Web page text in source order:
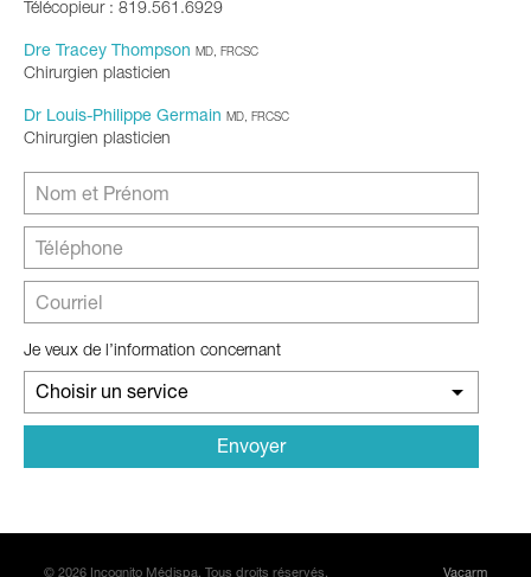
Télécopieur : 819.561.6929
Dre Tracey Thompson MD, FRCSC
Chirurgien plasticien
Dr Louis-Philippe Germain MD, FRCSC
Chirurgien plasticien
Je veux de l’information concernant
Choisir un service
© 2026 Incognito Médispa. Tous droits réservés. Vacarm